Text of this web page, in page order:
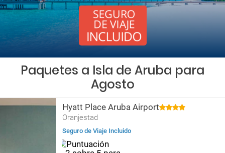
Paquetes a Isla de Aruba para
Agosto
Hyatt Place Aruba Airport
Oranjestad
Seguro de Viaje Incluido